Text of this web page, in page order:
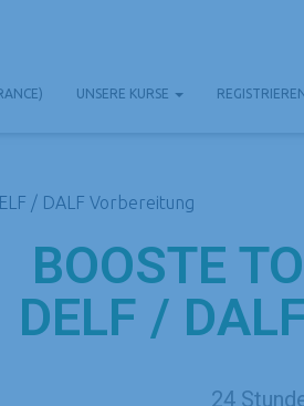
UNSERE KURSE
/ DALF Vorbereitung
BOOSTE
DELF /
24